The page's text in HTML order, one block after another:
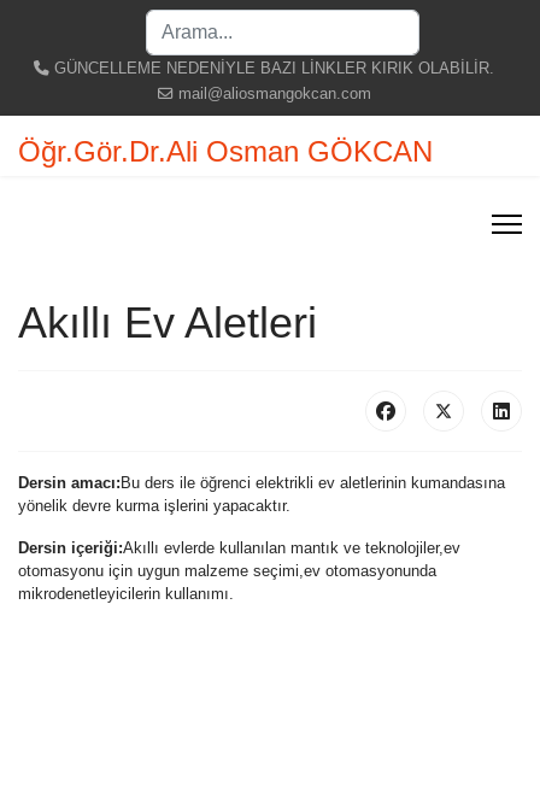
GÜNCELLEME NEDENİYLE BAZI LİNKLER KIRIK OLABİLİR.
mail@aliosmangokcan.com
Öğr.Gör.Dr.Ali Osman GÖKCAN
Akıllı Ev Aletleri
Dersin amacı: Bu ders ile öğrenci elektrikli ev aletlerinin kumandasına
yönelik devre kurma işlerini yapacaktır.
Dersin içeriği:Akıllı evlerde kullanılan mantık ve teknolojiler,ev
otomasyonu için uygun malzeme seçimi,ev otomasyonunda
mikrodenetleyicilerin kullanımı.